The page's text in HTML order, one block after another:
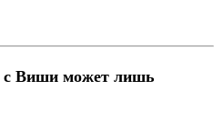
Виши может лишь